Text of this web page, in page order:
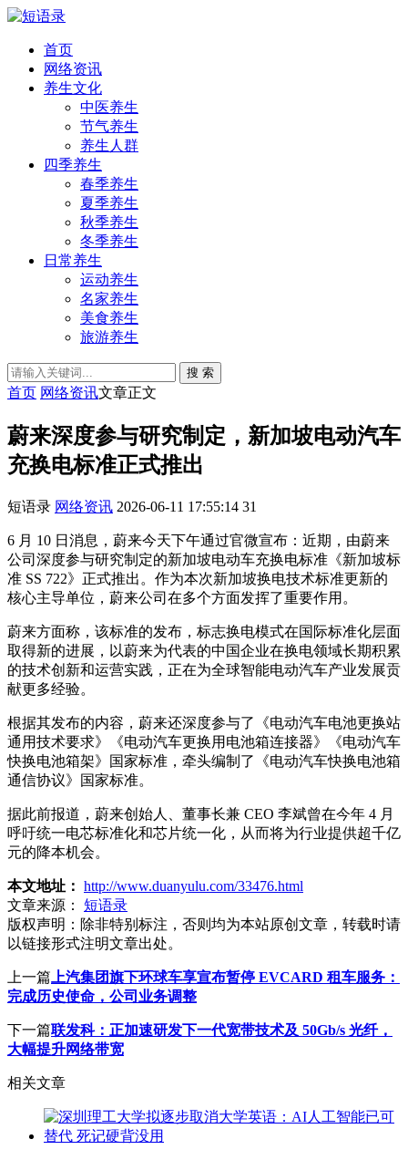
首页
网络资讯
养生文化
中医养生
节气养生
养生人群
四季养生
春季养生
夏季养生
秋季养生
冬季养生
日常养生
运动养生
名家养生
美食养生
旅游养生
搜 索
首页 网络资讯文章正文
蔚来深度参与研究制定，新加坡电动汽车
充换电标准正式推出
短语录 网络资讯 2026-06-11 17:55:14 31
6 月 10 日消息，蔚来今天下午通过官微宣布：近期，由蔚来
公司深度参与研究制定的新加坡电动车充换电标准《新加坡标
准 SS 722》正式推出。作为本次新加坡换电技术标准更新的
核心主导单位，蔚来公司在多个方面发挥了重要作用。
蔚来方面称，该标准的发布，标志换电模式在国际标准化层面
取得新的进展，以蔚来为代表的中国企业在换电领域长期积累
的技术创新和运营实践，正在为全球智能电动汽车产业发展贡
献更多经验。
根据其发布的内容，蔚来还深度参与了《电动汽车电池更换站
通用技术要求》《电动汽车更换用电池箱连接器》《电动汽车
快换电池箱架》国家标准，牵头编制了《电动汽车快换电池箱
通信协议》国家标准。
据此前报道，蔚来创始人、董事长兼 CEO 李斌曾在今年 4 月
呼吁统一电芯标准化和芯片统一化，从而将为行业提供超千亿
元的降本机会。
本文地址： http://www.duanyulu.com/33476.html
文章来源：
短语录
版权声明： 除非特别标注，否则均为本站原创文章，转载时请
以链接形式注明文章出处。
上一篇 上汽集团旗下环球车享宣布暂停 EVCARD 租车服务：
完成历史使命，公司业务调整
下一篇联发科：正加速研发下一代宽带技术及 50Gb/s 光纤，
大幅提升网络带宽
相关文章